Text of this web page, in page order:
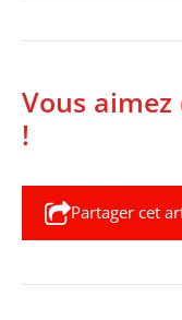
Vous
!
Partager cet